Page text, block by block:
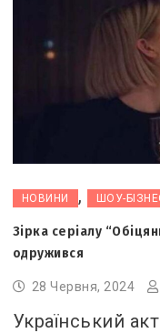
НОВИНИ , ШОУ-
Зірка серіалу
одружився
28 Червня, 2024
Український